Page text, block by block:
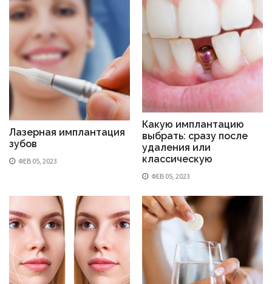
Лазерная имплантация
зубов
ФЕВ 05, 2023
Какую имплантацию
выбрать: сразу после
удаления или
классическую
ФЕВ 05, 2023